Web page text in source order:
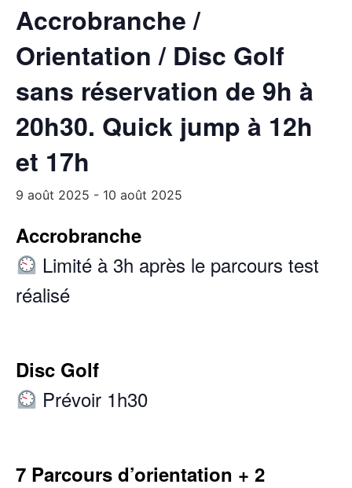
Accrobranche /
Orientation / Disc Golf
sans réservation de 9h à
20h30. Quick jump à 12h
et 17h
9 août 2025 - 10 août 2025
Accrobranche
Limité à 3h après le parcours test
réalisé
Disc Golf
Prévoir 1h30
7 Parcours d’orientation + 2